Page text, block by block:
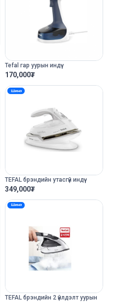
Tefal гар уурын индүү
170,000₮
Шинэ
TEFAL брэндийн утасгүй индүү
349,000₮
Шинэ
TEFAL брэндийн 2 үйлдэлт уурын